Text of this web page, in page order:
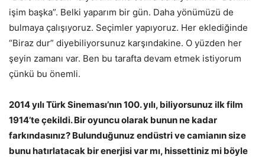
işim başka”. Belki yaparım bir gün. Daha yönümüzü de
bulmaya çalışıyoruz. Seçimler yapıyoruz. Her eklediğinde
“Biraz dur” diyebiliyorsunuz karşındakine. O yüzden her
şeyin zamanı var. Ben bu tarafta devam etmek istiyorum
çünkü bu önemli.
2014 yılı Türk Sineması’nın 100. yılı, biliyorsunuz ilk film
1914’te çekildi. Bir oyuncu olarak bunun ne kadar
farkındasınız? Bulunduğunuz endüstri ve camianın size
bunu hatırlatacak bir enerjisi var mı, hissettiniz mi böyle